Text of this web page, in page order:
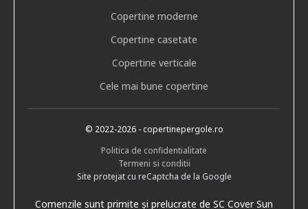
Copertine moderne
Copertine casetate
Copertine verticale
Cele mai bune copertine
© 2022-2026- copertinepergole.ro
Politica de confidentialitate
Termeni si conditii
Site protejat cu reCaptcha de la Google
Comenzile sunt primite și prelucrate de SC Cover Sun